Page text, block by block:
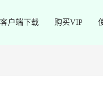
客户端下载 购买VIP